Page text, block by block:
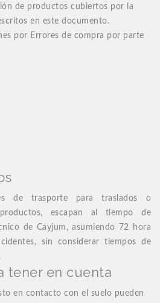
de productos cubiertos por la
en este documento.
por Errores de compra por parte
de trasporte para traslados o
escapan al tiempo de
de Cayjum, asumiendo 72 hora
sin considerar tiempos de
tener en cuenta
en contacto con el suelo pueden